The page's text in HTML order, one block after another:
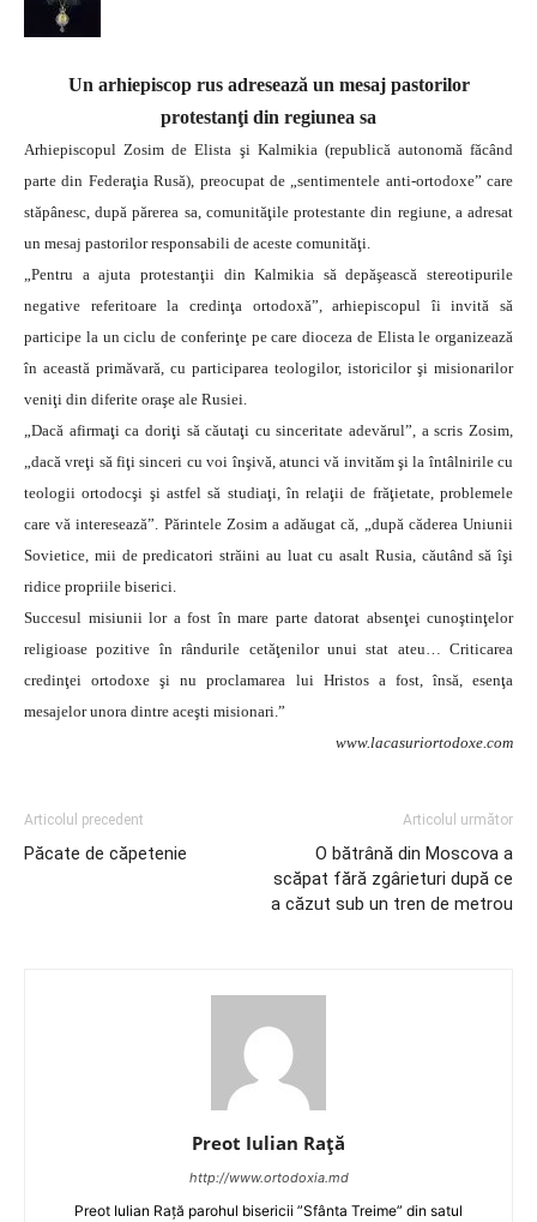
Un arhiepiscop rus adresează un mesaj pastorilor
protestanţi din regiunea sa
Arhiepiscopul Zosim de Elista şi Kalmikia (republică autonomă făcând
parte din Federaţia Rusă), preocupat de „sentimentele anti-ortodoxe” care
stăpânesc, după părerea sa, comunităţile protestante din regiune, a adresat
un mesaj pastorilor responsabili de aceste comunităţi.
„Pentru a ajuta protestanţii din Kalmikia să depăşească stereotipurile
negative referitoare la credinţa ortodoxă”, arhiepiscopul îi invită să
participe la un ciclu de conferinţe pe care dioceza de Elista le organizează
în această primăvară, cu participarea teologilor, istoricilor şi misionarilor
veniţi din diferite oraşe ale Rusiei.
„Dacă afirmaţi ca doriţi să căutaţi cu sinceritate adevărul”, a scris Zosim,
„dacă vreţi să fiţi sinceri cu voi înşivă, atunci vă invităm şi la întâlnirile cu
teologii ortodocşi şi astfel să studiaţi, în relaţii de frăţietate, problemele
care vă interesează”. Părintele Zosim a adăugat că, „după căderea Uniunii
Sovietice, mii de predicatori străini au luat cu asalt Rusia, căutând să îşi
ridice propriile biserici.
Succesul misiunii lor a fost în mare parte datorat absenţei cunoştinţelor
religioase pozitive în rândurile cetăţenilor unui stat ateu… Criticarea
credinţei ortodoxe şi nu proclamarea lui Hristos a fost, însă, esenţa
mesajelor unora dintre aceşti misionari.”
www.lacasuriortodoxe.com
Articolul precedent
Păcate de căpetenie
Articolul următor
O bătrână din Moscova a
scăpat fără zgârieturi după ce
a căzut sub un tren de metrou
Preot Iulian Raţă
http://www.ortodoxia.md
Preot Iulian Rață parohul bisericii ”Sfânta Treime” din satul